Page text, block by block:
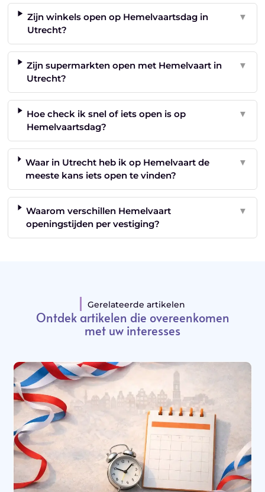
Zijn winkels open op Hemelvaartsdag in
Utrecht?
▼
Zijn supermarkten open met Hemelvaart in
Utrecht?
▼
Hoe check ik snel of iets open is op
Hemelvaartsdag?
▼
Waar in Utrecht heb ik op Hemelvaart de
meeste kans iets open te vinden?
▼
Waarom verschillen Hemelvaart
openingstijden per vestiging?
▼
Gerelateerde artikelen
Ontdek artikelen die overeenkomen
met uw interesses